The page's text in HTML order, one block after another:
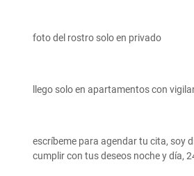
foto del rostro solo en privado
llego solo en apartamentos con
escríbeme para agendar tu cita, soy
cumplir con tus deseos noche y día,